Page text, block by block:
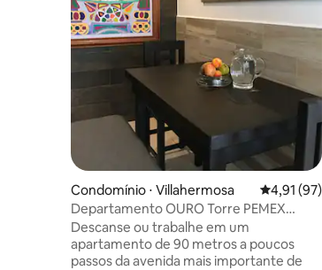
Condomínio ⋅ Villahermosa 4,91 de
4,91 (97)
Departamento OURO Torre PEMEX
hospital Air Ángeles Starbucks
Descanse ou trabalhe em um
apartamento de 90 metros a poucos
passos da avenida mais importante de